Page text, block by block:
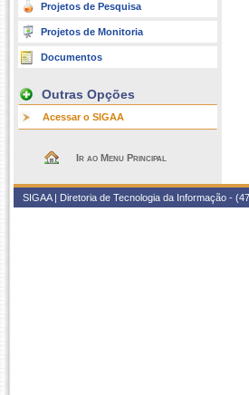
Projetos de Pesquisa
Projetos de Monitoria
Documentos
Outras Opções
Acessar o SIGAA
Ir ao Menu Principal
SIGAA | Diretoria de Tecnologia da Informação -